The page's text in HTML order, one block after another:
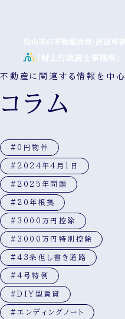
不動産に関連する情報を中心
コラム
#0円物件
#2024年4月1日
#2025年問題
#20年根拠
#3000万円控除
#3000万円特別控除
#43条但し書き道路
#4号特例
#DIY型賃貸
#エンディングノート